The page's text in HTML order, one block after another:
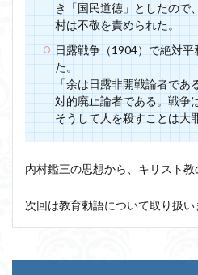
き「国民道徳」としたので
村は不敬を責められた。
日露戦争（1904）で絶対平
た。
「余は日露非開戦論者であ
対的廃止論者である。戦争
そうして人を殺すことは大
内村鑑三の思想から、キリスト教
次回は教育勅語について取り扱い